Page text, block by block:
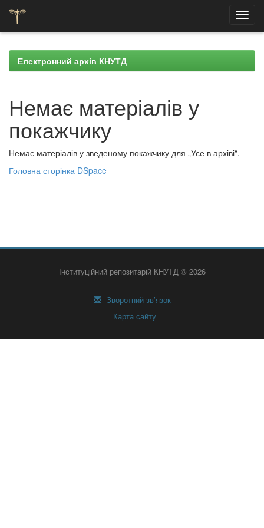
navigationЕлектронний архів КНУТД
Немає матеріалів у
покажчику
Немає матеріалів у зведеному покажчику для „Усе в архіві“.
Головна сторінка DSpace
Інституційний репозитарій КНУТД © 2026
Зворотний зв’язок
Карта сайту